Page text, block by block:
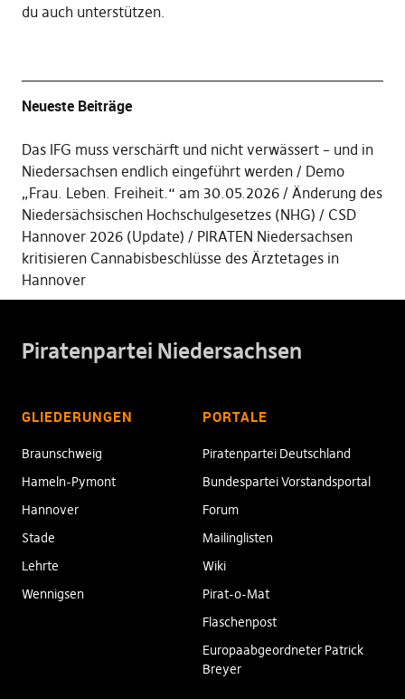
du auch unterstützen.
Neueste Beiträge
Das IFG muss verschärft und nicht verwässert – und in
Niedersachsen endlich eingeführt werden
Demo
„Frau. Leben. Freiheit.“ am 30.05.2026
Änderung des
Niedersächsischen Hochschulgesetzes (NHG)
CSD
Hannover 2026 (Update)
PIRATEN Niedersachsen
kritisieren Cannabisbeschlüsse des Ärztetages in
Hannover
Piratenpartei Niedersachsen
GLIEDERUNGEN
Braunschweig
Hameln-Pymont
Hannover
Stade
Lehrte
Wennigsen
PORTALE
Piratenpartei Deutschland
Bundespartei Vorstandsportal
Forum
Mailinglisten
Wiki
Pirat-o-Mat
Flaschenpost
Europaabgeordneter Patrick
Breyer